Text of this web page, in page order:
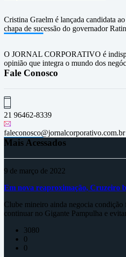
Cristina Graelm é lançada candidata
chapa de sucessão do governador
O JORNAL CORPORATIVO é
opinião que integra o mundo dos
Fale Conosco
21 96462-8339
faleconosco@jornalcorporativo.com.br
Mais Acessados
9 de março de 2022
Em nova reaproximação, Cruzeiro
Clube mineiro ainda negocia condição
continuar no Gigante Pampulha e
3080
0
0